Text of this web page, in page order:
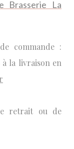
Brasserie La
commande :
à la livraison en
retrait ou de